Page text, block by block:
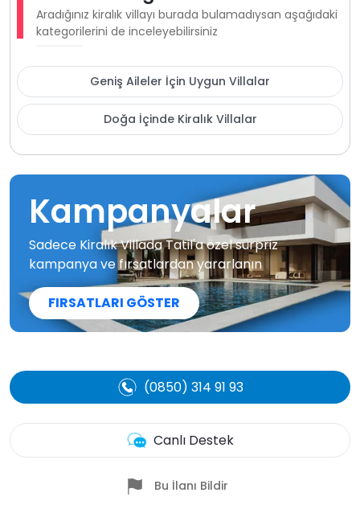
Aradığınız kiralık villayı burada bulamadıysan aşağıdaki
kategorilerini de inceleyebilirsiniz
Geniş Aileler İçin Uygun Villalar
Doğa İçinde Kiralık Villalar
Kampanyalar
Sadece Kiralık Villada Tatil'a özel sürpriz
kampanya ve fırsatlardan yararlanın
FIRSATLARI GÖSTER
(0850) 314 91 93
Canlı Destek
Bu İlanı Bildir